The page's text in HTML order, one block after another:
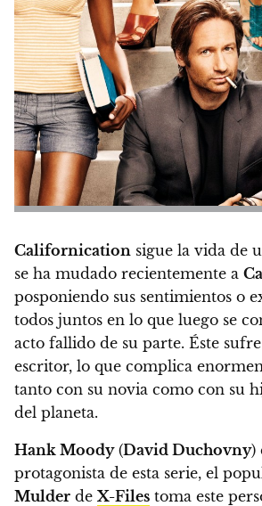
Californication sigue la vida de
se ha mudado recientemente a
posponiendo sus sentimientos o
todos juntos en lo que luego se
acto fallido de su parte. Éste
escritor, lo que complica
tanto con su novia como con su
del planeta.
Hank Moody(David Duchovny)
protagonista de esta serie, el
Mulder de X-Files toma este